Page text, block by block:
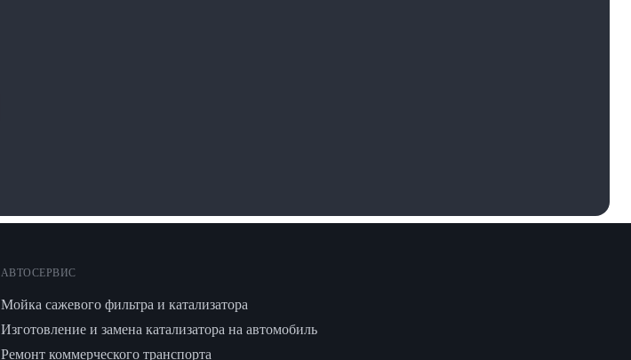
АВТОСЕРВИС
Мойка сажевого фильтра и катализатора
Изготовление и замена катализатора на автомобиль
Ремонт коммерческого транспорта